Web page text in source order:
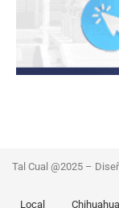
Tal Cual @2025 –
Local Chihuahua